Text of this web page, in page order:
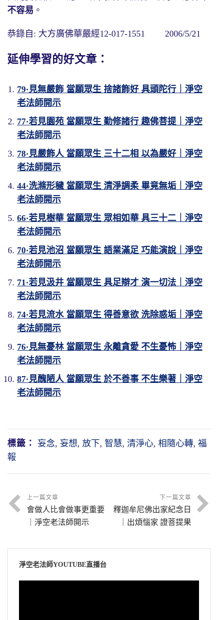
不容易 。
恭錄自: 大方廣佛華嚴經12-017-1551 2006/5/21
延伸學習的好文章：
79·見無嚴飾 當願眾生 捨諸飾好 具頭陀行｜淨空
老法師開示
77·若見園苑 當願眾生 勤修諸行 趣佛菩提｜淨空
老法師開示
78·見嚴飾人 當願眾生 三十二相 以為嚴好｜淨空
老法師開示
44·洗滌形穢 當願眾生 清淨調柔 畢竟無垢｜淨空
老法師開示
66·若見樹華 當願眾生 眾相如華 具三十二｜淨空
老法師開示
70·若見池沼 當願眾生 語業滿足 巧能演說｜淨空
老法師開示
71·若見汲井 當願眾生 具足辯才 演一切法｜淨空
老法師開示
74·若見流水 當願眾生 得善意欲 洗除惑垢｜淨空
老法師開示
76·見無憂林 當願眾生 永離貪愛 不生憂怖｜淨空
老法師開示
87·見醜陋人 當願眾生 於不善事 不生樂著｜淨空
老法師開示
標籤： 妄念, 妄想, 放下, 智慧, 清淨心, 相隨心轉, 福
報
上一篇文章
會做人比會做事更重要
｜淨空老法師開示
下一篇文章
釋迦牟尼佛出家紀念日
｜出煩惱家 證菩提果
淨空老法師YOUTUBE直播台